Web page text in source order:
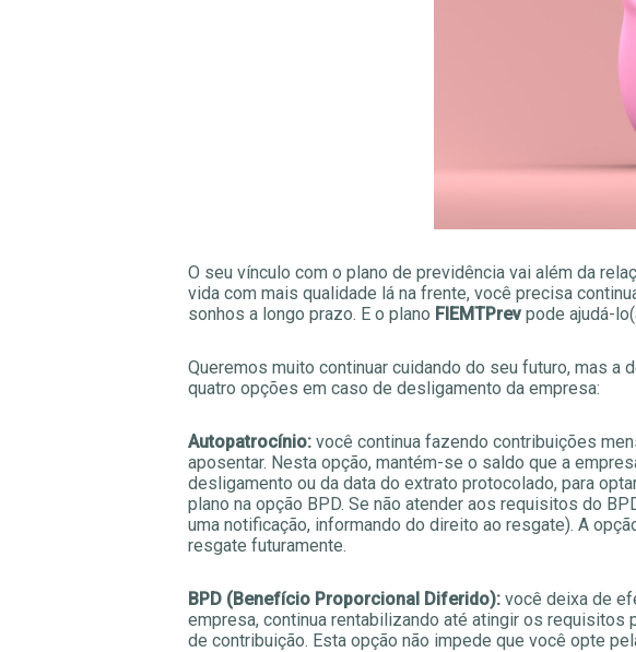
O seu vínculo com o plano de previdência vai além da
vida com mais qualidade lá na frente, você precisa
sonhos a longo prazo. E o plano FIEMTPrev pode ajudá-
Queremos muito continuar cuidando do seu futuro, mas
quatro opções em caso de desligamento da empresa:
Autopatrocínio: você continua fazendo contribuições
aposentar. Nesta opção, mantém-se o saldo que a
desligamento ou da data do extrato protocolado, para
plano na opção BPD. Se não atender aos requisitos do
uma notificação, informando do direito ao resgate). A
resgate futuramente.
BPD (Benefício Proporcional Diferido): você deixa de
empresa, continua rentabilizando até atingir os requisitos
de contribuição. Esta opção não impede que você opte